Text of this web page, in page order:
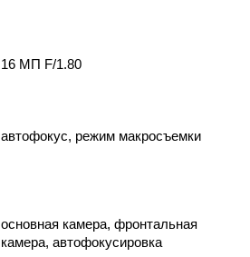
16 МП F/1.80
автофокус, режим макросъемки
основная камера, фронтальная
камера, автофокусировка